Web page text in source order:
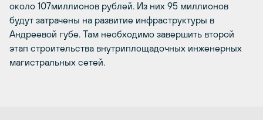
около 107миллионов рублей. Из них 95 миллионов
будут затрачены на развитие инфраструктуры в
Андреевой губе. Там необходимо завершить второй
этап строительства внутриплощадочных инженерных
магистральных сетей.